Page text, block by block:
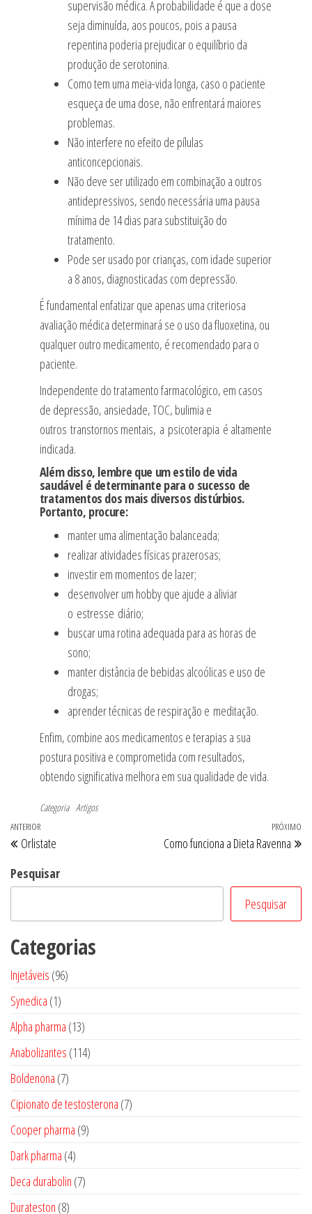
supervisão médica. A probabilidade é que a dose
seja diminuída, aos poucos, pois a pausa
repentina poderia prejudicar o equilíbrio da
produção de serotonina.
Como tem uma meia-vida longa, caso o paciente
esqueça de uma dose, não enfrentará maiores
problemas.
Não interfere no efeito de pílulas
anticoncepcionais.
Não deve ser utilizado em combinação a outros
antidepressivos, sendo necessária uma pausa
mínima de 14 dias para substituição do
tratamento.
Pode ser usado por crianças, com idade superior
a 8 anos, diagnosticadas com depressão.
É fundamental enfatizar que apenas uma criteriosa
avaliação médica determinará se o uso da fluoxetina, ou
qualquer outro medicamento, é recomendado para o
paciente.
Independente do tratamento farmacológico, em casos
de depressão, ansiedade, TOC, bulimia e
outros transtornos mentais, a psicoterapia é altamente
indicada.
Além disso, lembre que um estilo de vida
saudável é determinante para o sucesso de
tratamentos dos mais diversos distúrbios.
Portanto, procure:
manter uma alimentação balanceada;
realizar atividades físicas prazerosas;
investir em momentos de lazer;
desenvolver um hobby que ajude a aliviar
o estresse diário;
buscar uma rotina adequada para as horas de
sono;
manter distância de bebidas alcoólicas e uso de
drogas;
aprender técnicas de respiração e meditação.
Enfim, combine aos medicamentos e terapias a sua
postura positiva e comprometida com resultados,
obtendo significativa melhora em sua qualidade de vida.
Categoria Artigos
Navegação
de
Post
Post
anterior
ANTERIOR
Orlistate
PRÓXIMO
Como funciona a Dieta Ravenna
Pesquisar
Pesquisar
Categorias
Injetáveis 9696
Synedica 11
produto
Alpha pharma 1313
produtos
Anabolizantes 114114
Boldenona 77
produtos
Cipionato de testosterona 77
Cooper pharma 99
Dark pharma 44
produtos
Deca durabolin 77
Durateston 88